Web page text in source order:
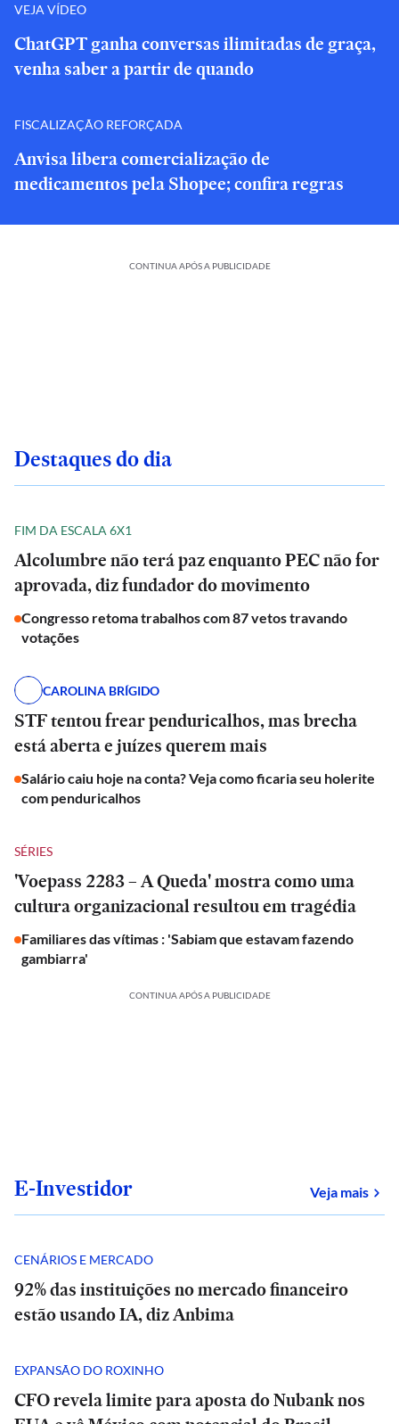
VEJA VÍDEO
ChatGPT ganha conversas ilimitadas de graça,
venha saber a partir de quando
FISCALIZAÇÃO REFORÇADA
Anvisa libera comercialização de
medicamentos pela Shopee; confira regras
CONTINUA APÓS A PUBLICIDADE
Destaques do dia
FIM DA ESCALA 6X1
Alcolumbre não terá paz enquanto PEC não for
aprovada, diz fundador do movimento
Congresso retoma trabalhos com 87 vetos travando
votações
CAROLINA BRÍGIDO
STF tentou frear penduricalhos, mas brecha
está aberta e juízes querem mais
Salário caiu hoje na conta? Veja como ficaria seu holerite
com penduricalhos
SÉRIES
'Voepass 2283 – A Queda' mostra como uma
cultura organizacional resultou em tragédia
Familiares das vítimas : 'Sabiam que estavam fazendo
gambiarra'
CONTINUA APÓS A PUBLICIDADE
E-Investidor Veja mais
CENÁRIOS E MERCADO
92% das instituições no mercado financeiro
estão usando IA, diz Anbima
EXPANSÃO DO ROXINHO
CFO revela limite para aposta do Nubank nos